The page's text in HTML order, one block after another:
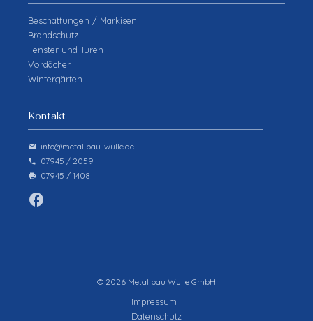
Beschattungen / Markisen
Brandschutz
Fenster und Türen
Vordächer
Wintergärten
Kontakt
email info@metallbau-wulle.de
phone 07945 / 2059
print 07945 / 1408
facebook
© 2026 Metallbau Wulle GmbH
Impressum
Datenschutz